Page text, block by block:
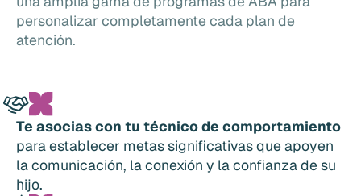
personalizar completamente cada plan de
atención.
Te asocias con tu técnico de comportamiento
para establecer metas significativas que apoyen
la comunicación, la conexión y la confianza de su
hijo.